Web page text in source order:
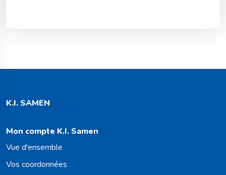
K.I. SAMEN
Mon compte K.I. Samen
Vue d'ensemble
Vos coordonnées